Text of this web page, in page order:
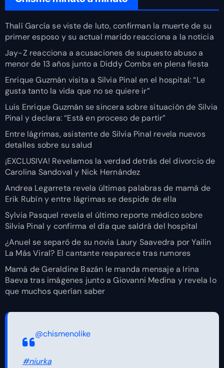
Thalí García se viste de luto, confirman la muerte de su
primer esposo y su actual marido reacciona a la noticia
Jay-Z reacciona a acusaciones de supuesto abuso a
menor de 13 años junto a Diddy Combs en plena fiesta
Enrique Guzmán visita a Silvia Pinal en el hospital: “Le
gusta tanto la vida que no se quiere ir”
Luis Enrique Guzmán se sincera sobre situación de Silvia
Pinal y declara: “Está en proceso de partir”
Entre lágrimas, asistente de Silvia Pinal revela nuevos
detalles sobre su salud
¡EXCLUSIVA! Revelamos la verdad detrás del divorcio de
Carolina Sandoval y Nick Hernández
Andrea Legarreta revela últimas palabras de mamá de
Erik Rubín y entre lágrimas se despide de ella
Sylvia Pasquel revela el último reporte médico sobre
Silvia Pinal y confirma el día que saldrá del hospital
¿Anuel se separó de su novia Laury Saavedra por Yailin
La Más Viral? El cantante reaparece tras rumores
Mamá de Geraldine Bazán le manda mensaje a Irina
Baeva tras imágenes junto a Giovanni Medina y revela lo
que muchos querían saber
@chismenolike
#niurka